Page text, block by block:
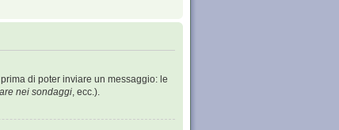
di poter inviare un messaggio: le
nei sondaggi, ecc.).